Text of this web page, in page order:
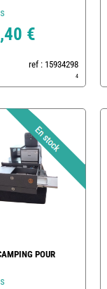
€
ref : 15934298
4
POUR